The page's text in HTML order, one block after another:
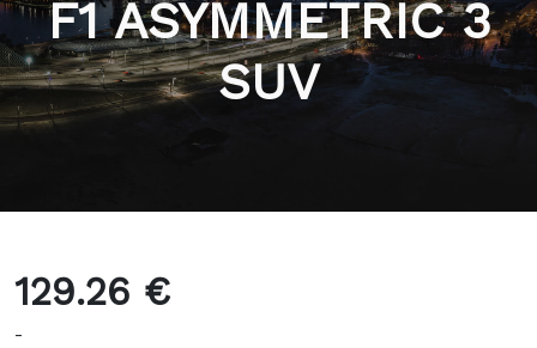
F1 ASYMMETRIC 3
SUV
129.26 €
-